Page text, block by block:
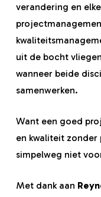
verandering en
uit de bocht
wanneer beide
samenwerken.
Want een goed
en kwaliteit
simpelweg niet
Met dank aan